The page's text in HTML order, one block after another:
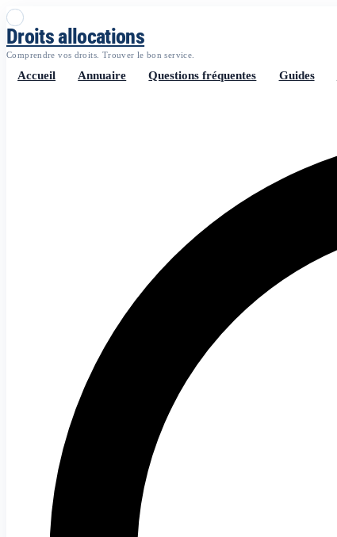
Droits allocations
Comprendre vos droits. Trouver le bon service.
Accueil Annuaire Questions fréquentes Guides